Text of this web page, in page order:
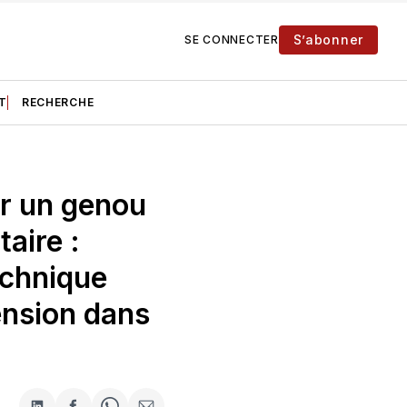
SE CONNECTER S’abonner
RECHERCHE
un genou
:
dans